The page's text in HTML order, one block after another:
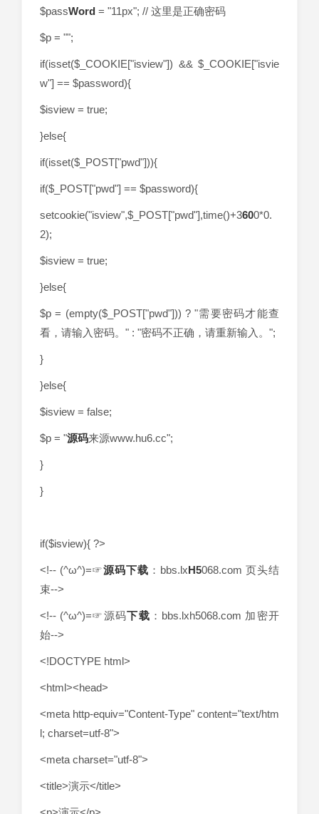
$passWord = "11px"; // 这里是正确密码
$p = "";
if(isset($_COOKIE["isview"]) && $_COOKIE["isvie
w"] == $password){
$isview = true;
}else{
if(isset($_POST["pwd"])){
if($_POST["pwd"] == $password){
setcookie("isview",$_POST["pwd"],time()+3600*0.
2);
$isview = true;
}else{
$p = (empty($_POST["pwd"])) ? "需要密码才能查
看，请输入密码。" : "密码不正确，请重新输入。";
}
}else{
$isview = false;
$p = "源码来源www.hu6.cc";
}
}
if($isview){ ?>
<!-- (^ω^)=☞源码下载 ：bbs.lxH5068.com 页头结
束-->
<!-- (^ω^)=☞源码下载 ：bbs.lxh5068.com 加密开
始-->
<!DOCTYPE html>
<html><head>
<meta http-equiv="Content-Type" content="text/htm
l; charset=utf-8">
<meta charset="utf-8">
<title>演示</title>